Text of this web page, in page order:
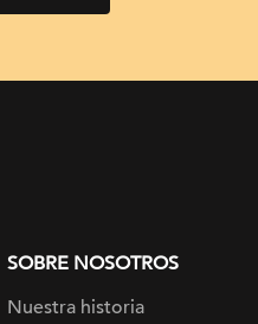
SOBRE NOSOTROS
Nuestra historia